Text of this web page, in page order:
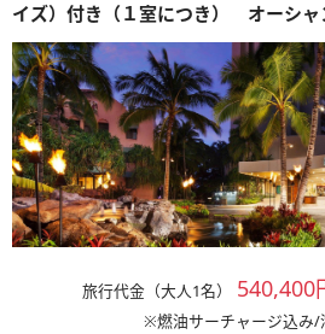
イズ）付き（１室につき） オーシャ
旅行代金（大人1名） 540,400
※燃油サーチャージ込み/